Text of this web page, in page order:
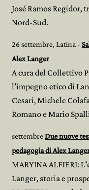
José Ramos
Nord-Sud.
26 settembre, Latina -
Alex Langer
A cura del Collettivo
l’impegno etico di
Cesari, Michele
Romano e Mario
settembreDue nuove
pedagogia di Alex
MARYINA ALFIERI:
Langer, storia e